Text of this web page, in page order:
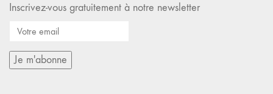
Inscrivez-vous gratuitement à notre newsletter